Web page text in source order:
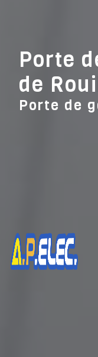
Porte
de
Porte de